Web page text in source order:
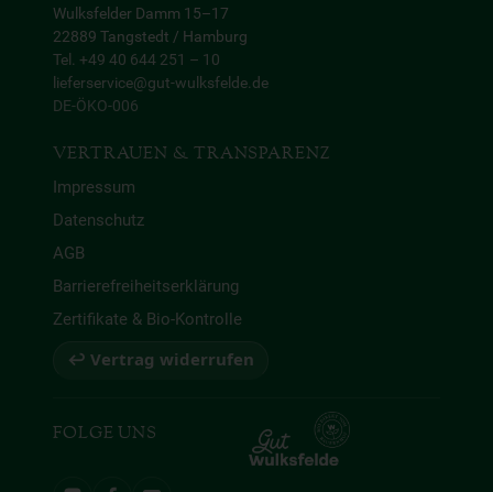
Wulksfelder Damm 15–17
22889 Tangstedt / Hamburg
Tel. +49 40 644 251 – 10
lieferservice@gut-wulksfelde.de
DE-ÖKO-006
VERTRAUEN & TRANSPARENZ
Impressum
Datenschutz
AGB
Barrierefreiheitserklärung
Zertifikate & Bio-Kontrolle
↩ Vertrag widerrufen
FOLGE UNS